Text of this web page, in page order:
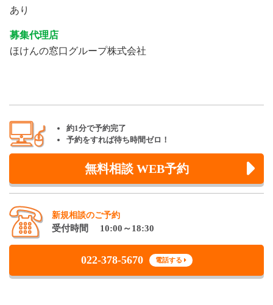
あり
募集代理店
ほけんの窓口グループ株式会社
約1分で予約完了
予約をすれば待ち時間ゼロ！
無料相談 WEB予約
新規相談のご予約
受付時間 10:00～18:30
022-378-5670 電話する